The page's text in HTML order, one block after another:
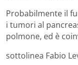
Probabilmente il
i tumori al
polmone, ed è
sottolinea Fabio